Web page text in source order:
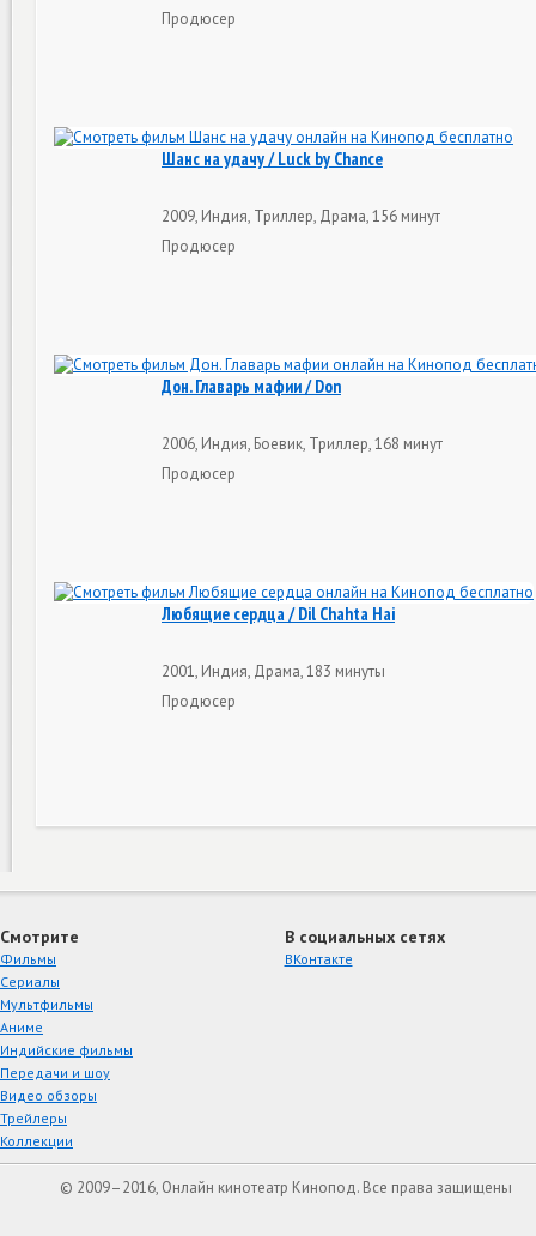
Продюсер
Шанс на удачу / Luck by Chance
2009, Индия, Триллер, Драма, 156 минут
Продюсер
Дон. Главарь мафии / Don
2006, Индия, Боевик, Триллер, 168 минут
Продюсер
Любящие сердца / Dil Chahta Hai
2001, Индия, Драма, 183 минуты
Продюсер
Смотрите
Фильмы
Сериалы
Мультфильмы
Аниме
Индийские фильмы
Передачи и шоу
Видео обзоры
Трейлеры
Коллекции
В социальных сетях
ВКонтакте
© 2009–2016, Онлайн кинотеатр Кинопод. Все права защищены